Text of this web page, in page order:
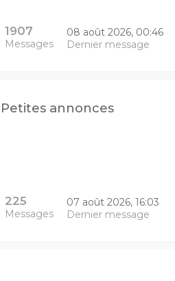
1907
Messages
08 août 2026, 00:46
Dernier message
Petites annonces
225
Messages
07 août 2026, 16:03
Dernier message